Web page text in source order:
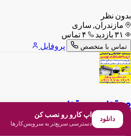
بدون نظر
مازندران, ساری
تماس با متخصص پروفایل
مرتضی مرتضی پور
۱۰ سال تجربه
دانلود
اپ کارو رو نصب کن
دسترسی سریع‌تر به سرویس‌کارها